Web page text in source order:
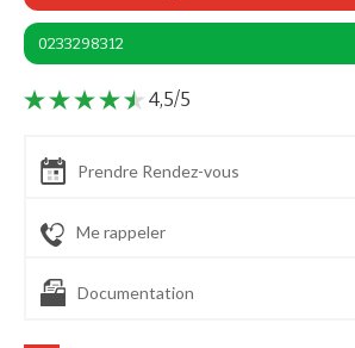
0233298312
4,5/5
Prendre Rendez-vous
Me rappeler
Documentation